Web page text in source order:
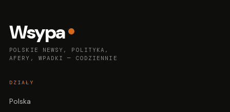
Wsypa
POLSKIE NEWSY, POLITYKA,
AFERY, WPADKI — CODZIENNIE
DZIAŁY
Polska